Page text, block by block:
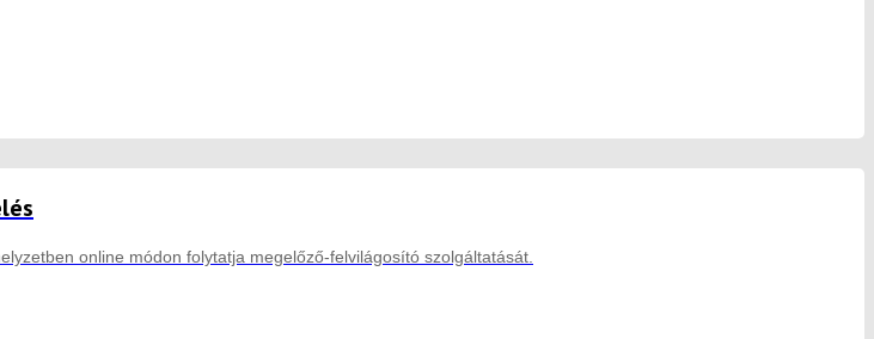
online módon folytatja megelőző-felvilágosító szolgáltatását.